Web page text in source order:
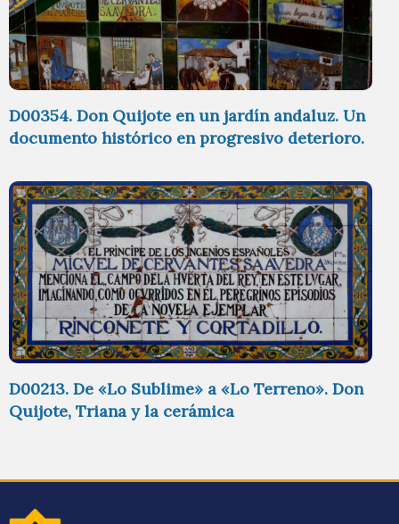
D00354. Don Quijote en un jardín andaluz. Un
documento histórico en progresivo deterioro.
D00213. De «Lo Sublime» a «Lo Terreno». Don
Quijote, Triana y la cerámica